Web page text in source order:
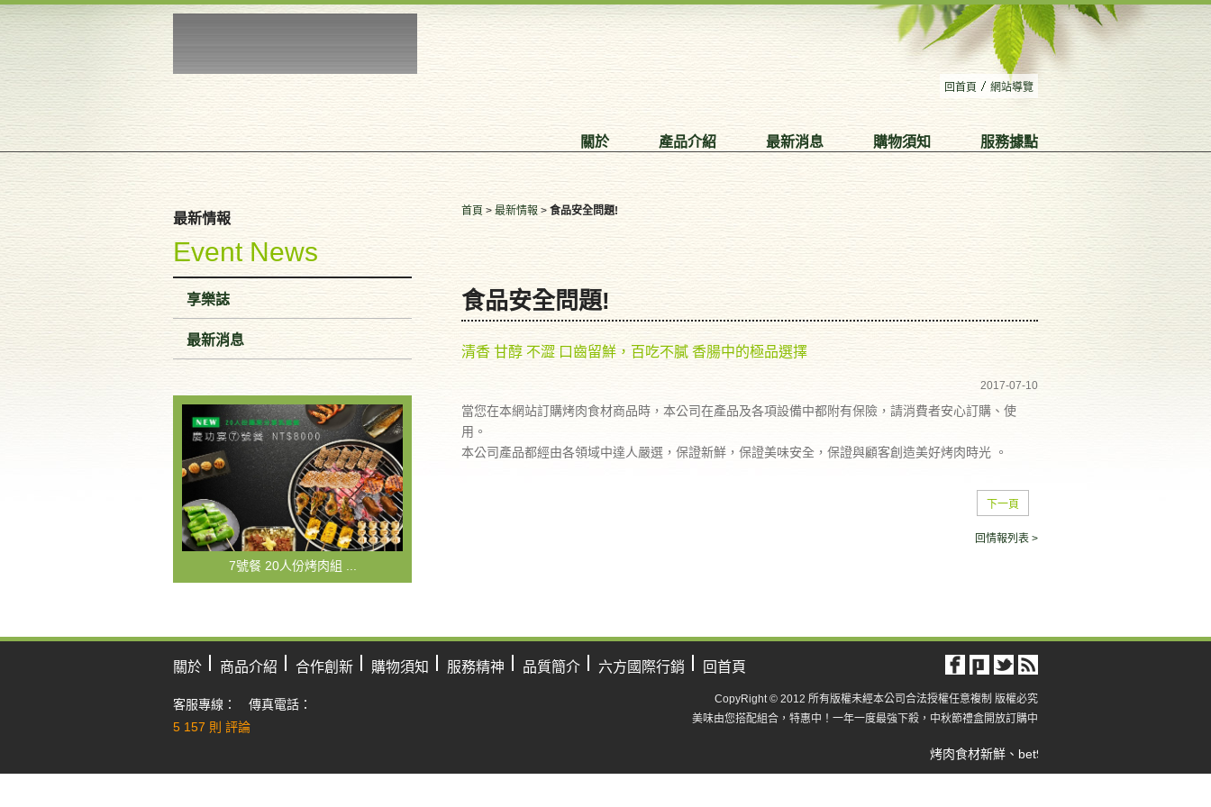
回首頁 網站導覽
關於 產品介紹 最新消息 購物須知 服務據點
最新情報
Event News
享樂誌
最新消息
7號餐 20人份烤肉組 ...
首頁 > 最新情報 > 食品安全問題!
食品安全問題!
清香 甘醇 不澀 口齒留鮮，百吃不膩 香腸中的極品選擇
2017-07-10
當您在本網站訂購烤肉食材商品時，本公司在產品及各項設備中都附有保險，請消費者安心訂購、使
用。
本公司產品都經由各領域中達人嚴選，保證新鮮，保證美味安全，保證與顧客創造美好烤肉時光 。
下一頁
回情報列表 >
關於 商品介紹 合作創新 購物須知 服務精神 品質簡介 六方國際行銷 回首頁
客服專線： 傳真電話：
5 157 則 評論
CopyRight © 2012 所有版權未經本公司合法授權任意複制 版權必究
美味由您搭配組合，特惠中！一年一度最強下殺，中秋節禮盒開放訂購中
烤肉食材新鮮、bet9手机入口中秋節烤肉精緻包